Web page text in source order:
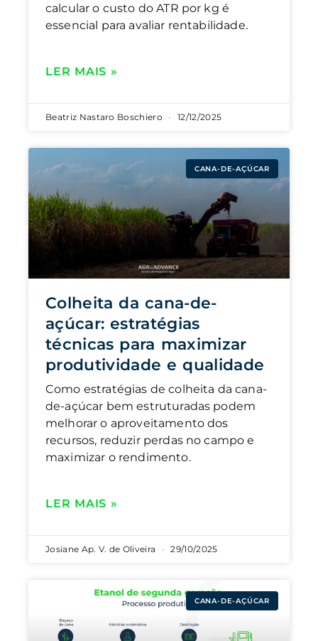
calcular o custo do ATR por kg é
essencial para avaliar rentabilidade.
LER MAIS »
Beatriz Nastaro Boschiero 12/12/2025
CANA-DE-AÇÚCAR
Colheita da cana-de-
açúcar: estratégias
técnicas para maximizar
produtividade e qualidade
Como estratégias de colheita da cana-
de-açúcar bem estruturadas podem
melhorar o aproveitamento dos
recursos, reduzir perdas no campo e
maximizar o rendimento.
LER MAIS »
Josiane Ap. V. de Oliveira 29/10/2025
CANA-DE-AÇÚCAR